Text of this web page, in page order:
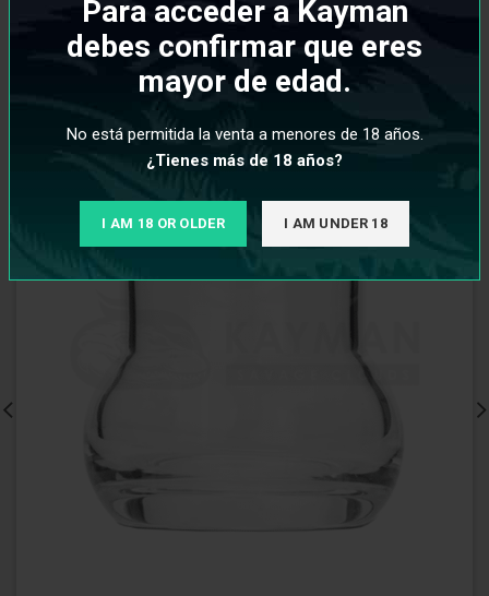
Para acceder a Kayman
debes confirmar que eres
mayor de edad.
No está permitida la venta a menores de 18 años.
¿Tienes más de 18 años?
I AM 18 OR OLDER I AM UNDER 18